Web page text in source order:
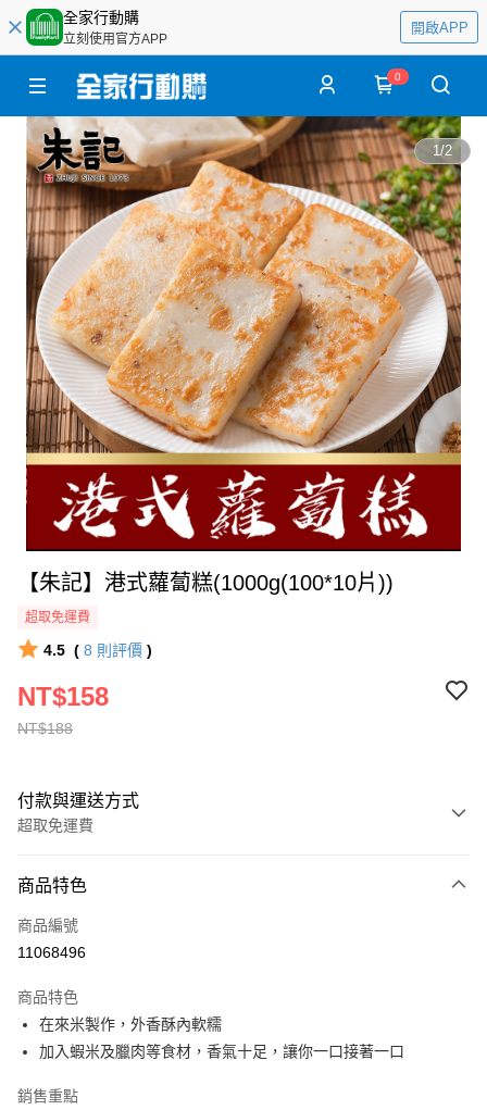
全家行動購
立刻使用官方APP
開啟APP
0
1/2
【朱記】港式蘿蔔糕(1000g(100*10片))
超取免運費
4.5 ( 8 則評價 )
NT$188
NT$158
付款與運送方式
超取免運費
全家線上支付
超商取貨付款
運送方式
冷凍-全家取貨付款
免運費
冷凍-付款後全家取貨
商品特色
商品編號
11068496
商品特色
在來米製作，外香酥內軟糯
加入蝦米及臘肉等食材，香氣十足，讓你一口接著一口
銷售重點